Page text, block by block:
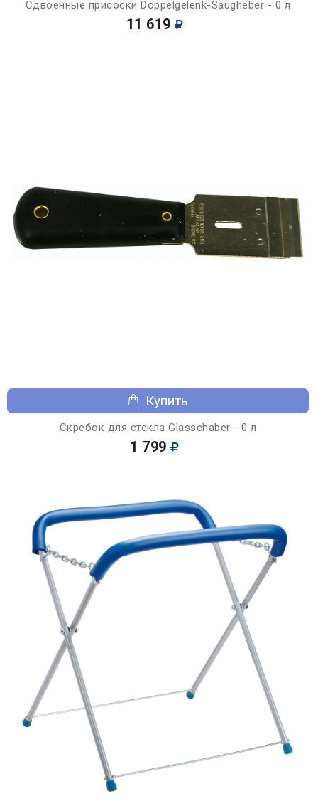
Сдвоенные присоски Doppelgelenk-Saugheber - 0 л
11 619
Купить
Скребок для стекла Glasschaber - 0 л
1 799